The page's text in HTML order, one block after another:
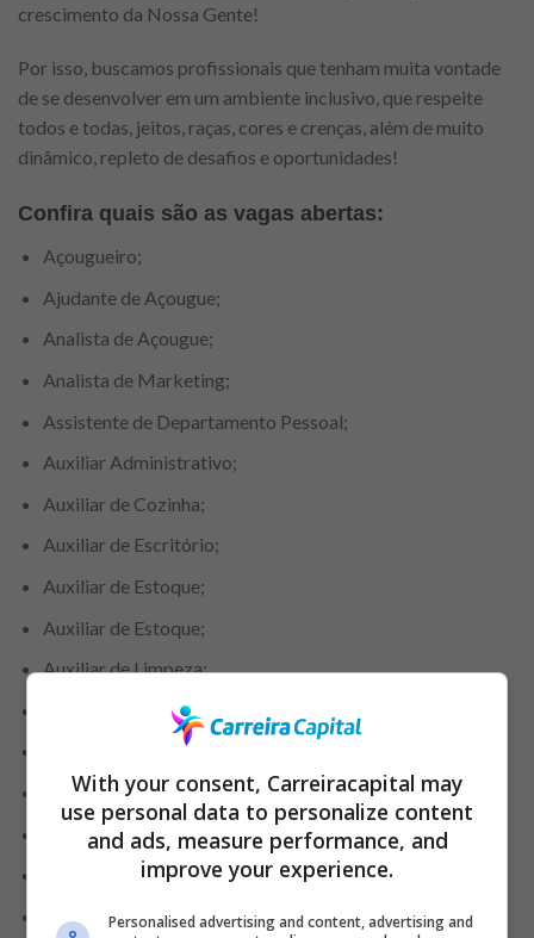
crescimento da Nossa Gente!
Por isso, buscamos profissionais que tenham muita vontade
de se desenvolver em um ambiente inclusivo, que respeite
todos e todas, jeitos, raças, cores e crenças, além de muito
dinâmico, repleto de desafios e oportunidades!
Confira quais são as vagas abertas:
Açougueiro;
Ajudante de Açougue;
Analista de Açougue;
Analista de Marketing;
Assistente de Departamento Pessoal;
Auxiliar Administrativo;
Auxiliar de Cozinha;
Auxiliar de Escritório;
Auxiliar de Estoque;
Auxiliar de Estoque;
Auxiliar de Limpeza;
Auxiliar de Serviços Gerais;
Auxiliar Técnico de Refrigeração;
Balconistas de Perecíveis;
Cartazista;
Chefe de cozinha;
With your consent, Carreiracapital may
use personal data to personalize content
and ads, measure performance, and
improve your experience.
Personalised advertising and content, advertising and